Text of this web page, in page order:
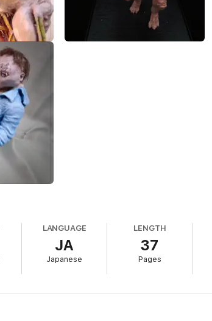
LANGUAGE
JA
Japanese
LENGTH
37
Pages